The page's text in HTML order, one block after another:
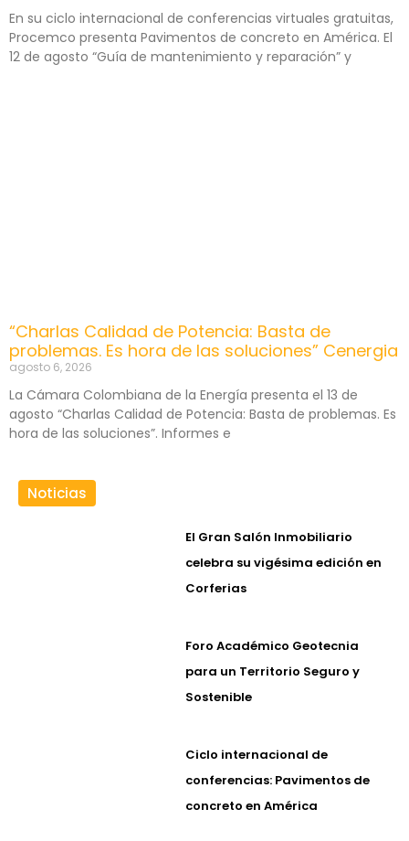
En su ciclo internacional de conferencias virtuales gratuitas,
Procemco presenta Pavimentos de concreto en América. El
12 de agosto “Guía de mantenimiento y reparación” y
“Charlas Calidad de Potencia: Basta de
problemas. Es hora de las soluciones” Cenergia
agosto 6, 2026
La Cámara Colombiana de la Energía presenta el 13 de
agosto “Charlas Calidad de Potencia: Basta de problemas. Es
hora de las soluciones”. Informes e
Noticias
El Gran Salón Inmobiliario
celebra su vigésima edición en
Corferias
Foro Académico Geotecnia
para un Territorio Seguro y
Sostenible
Ciclo internacional de
conferencias: Pavimentos de
concreto en América